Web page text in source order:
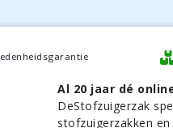
Al 20 jaar dé
DeStofzuigerzak
stofzuigerzakken